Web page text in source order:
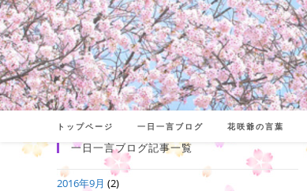
コ
ン
テ
ン
ツ
トップページ 一日一言ブログ 花咲爺の言葉
一日一言ブログ記事一覧
2016年9月 (2)